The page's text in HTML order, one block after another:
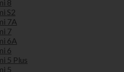
8
S2
7A
7
6A
6
5 Plus
5